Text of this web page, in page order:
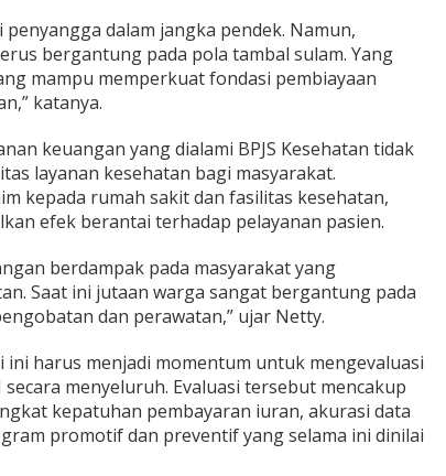
dalam jangka pendek. Namun,
bergantung pada pola tambal sulam. Yang
mampu memperkuat fondasi pembiayaan
katanya.
keuangan yang dialami BPJS Kesehatan tidak
layanan kesehatan bagi masyarakat.
kepada rumah sakit dan fasilitas kesehatan,
efek berantai terhadap pelayanan pasien.
berdampak pada masyarakat yang
Saat ini jutaan warga sangat bergantung pada
dan perawatan,” ujar Netty.
harus menjadi momentum untuk mengevaluasi
menyeluruh. Evaluasi tersebut mencakup
kepatuhan pembayaran iuran, akurasi data
promotif dan preventif yang selama ini dinilai